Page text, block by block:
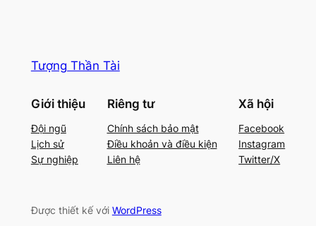
Tượng Thần Tài
Giới thiệu
Đội ngũ
Lịch sử
Sự nghiệp
Riêng tư
Chính sách bảo mật
Điều khoản và điều kiện
Liên hệ
Xã hội
Facebook
Instagram
Twitter/X
Được thiết kế với WordPress